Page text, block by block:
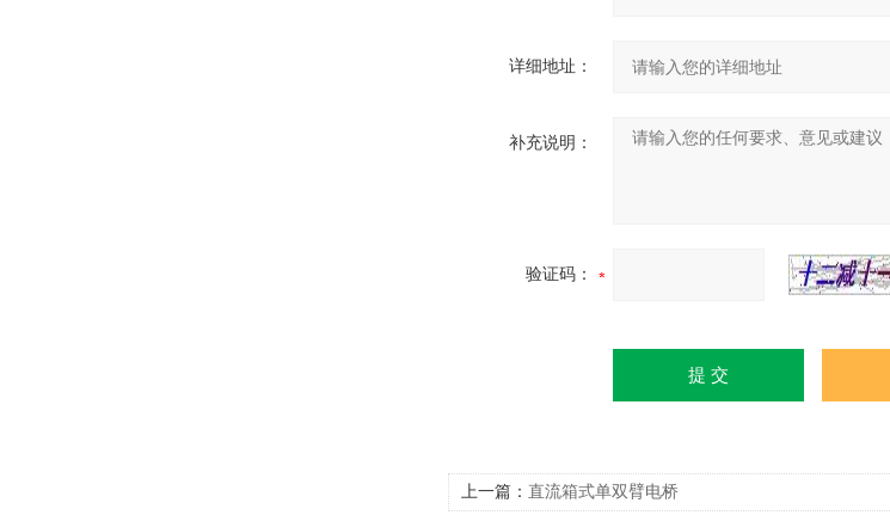
详细地址：
补充说明：
验证码：
上一篇： 直流箱式单双臂电桥